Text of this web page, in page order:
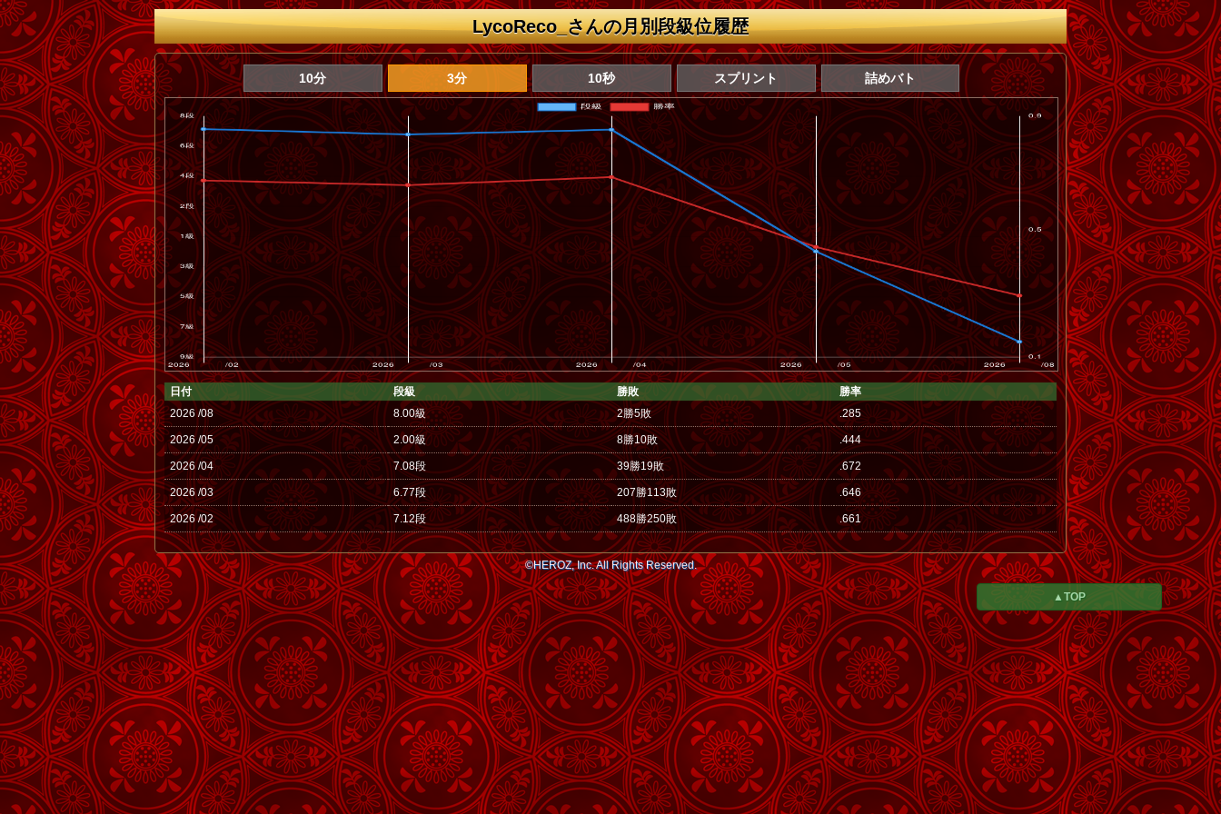
LycoReco_さんの月別段級位履歴
10分 3分 10秒 スプリント 詰めバト
日付 段級 勝敗
勝率
2026 /08
8.00級 2勝5敗 .285
2026 /05 2.00級 8勝10敗 .444
2026 /04 7.08段 39勝19敗 .672
2026 /03 6.77段 207勝113敗 .646
2026 /02 7.12段 488勝250敗 .661
©HEROZ, Inc. All Rights Reserved.
▲TOP